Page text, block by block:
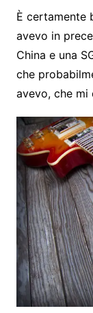
È certamente
avevo in
China e una
che
avevo, che mi